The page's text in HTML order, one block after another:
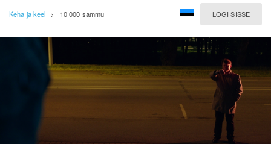
LOGI SISSE
Keha ja keel > 10 000 sammu